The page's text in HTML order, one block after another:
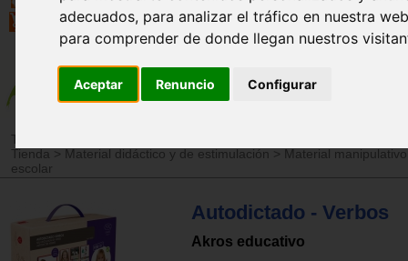
adecuados, para analizar el tráfico en nuestra
para comprender de donde llegan nuestros
Aceptar Renuncio Configurar
Tienda
Tienda
> Material didáctico y de estimulación > Material manipulativo
escolar
Autodictado - Verbos
Akros educativo